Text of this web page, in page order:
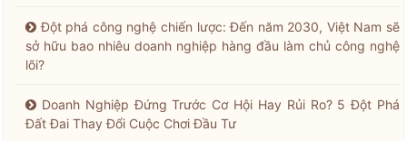
Đột phá công nghệ chiến lược: Đến năm 2030, Việt Nam sẽ
sở hữu bao nhiêu doanh nghiệp hàng đầu làm chủ công nghệ
lõi?
Doanh Nghiệp Đứng Trước Cơ Hội Hay Rủi Ro? 5 Đột Phá
Đất Đai Thay Đổi Cuộc Chơi Đầu Tư